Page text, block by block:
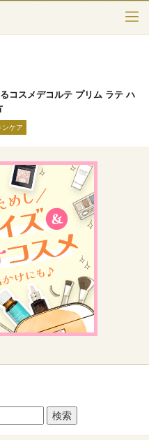
検索
コスメデコルテ プリム ラテ ハ
ンケア
検索